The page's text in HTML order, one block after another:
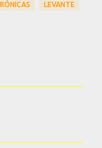
LEVANTE